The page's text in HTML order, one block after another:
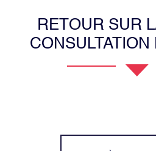
RETOUR SUR
CONSULTATION